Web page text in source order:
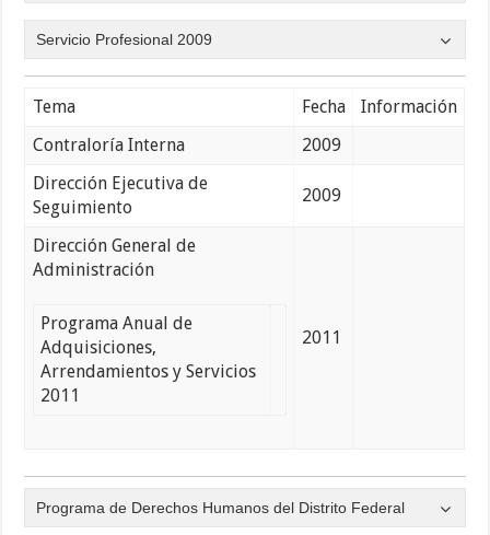
Servicio Profesional 2009
Tema Fecha
Información
Contraloría Interna
2009
Dirección Ejecutiva de
Seguimiento
2009
Dirección General de
Administración
Programa Anual de
Adquisiciones,
Arrendamientos y Servicios
2011
2011
Programa de Derechos Humanos del Distrito Federal